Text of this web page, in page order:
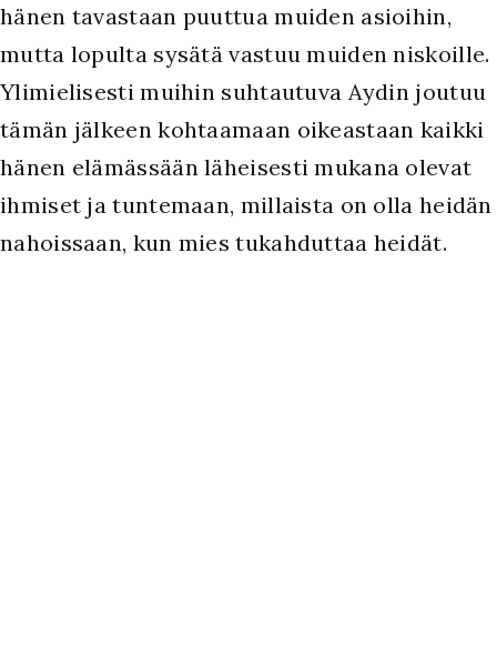
hänen tavastaan puuttua muiden asioihin,
mutta lopulta sysätä vastuu muiden niskoille.
Ylimielisesti muihin suhtautuva Aydin joutuu
tämän jälkeen kohtaamaan oikeastaan kaikki
hänen elämässään läheisesti mukana olevat
ihmiset ja tuntemaan, millaista on olla heidän
nahoissaan, kun mies tukahduttaa heidät.